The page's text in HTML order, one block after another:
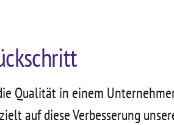
Qualität in einem
auf diese Verbesserung